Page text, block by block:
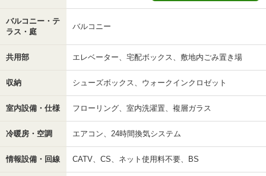
バルコニー・テ
ラス・庭
バルコニー
共用部 エレベーター、宅配ボックス、敷地内ごみ置き場
収納 シューズボックス、ウォークインクロゼット
室内設備・仕様 フローリング、室内洗濯置、複層ガラス
冷暖房・空調 エアコン、24時間換気システム
情報設備・回線 CATV、CS、ネット使用料不要、BS